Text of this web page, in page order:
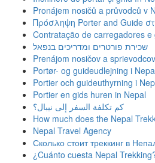
Pronájem nosičů a průvodců v
Πρόσληψη Porter and Guide
Contratação de carregadores e
שכירת פורטרים ומדריכים בנפאל
Prenájom nosičov a
Portør- og guideudlejning i
Portier och guideuthyrning i
Portier en gids huren in Nepal
كم تكلفة السفر إلى نيبال؟
How much does the Nepal
Nepal Travel Agency
Сколько стоит треккинг в
¿Cuánto cuesta Nepal